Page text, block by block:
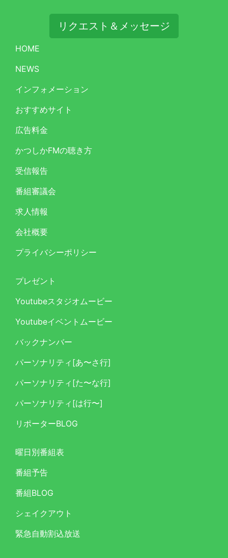
リクエスト＆メッセージ
HOME
NEWS
インフォメーション
おすすめサイト
広告料金
かつしかFMの聴き方
受信報告
番組審議会
求人情報
会社概要
プライバシーポリシー
プレゼント
Youtubeスタジオムービー
Youtubeイベントムービー
バックナンバー
パーソナリティ[あ〜さ行]
パーソナリティ[た〜な行]
パーソナリティ[は行〜]
リポーターBLOG
曜日別番組表
番組予告
番組BLOG
シェイクアウト
緊急自動割込放送